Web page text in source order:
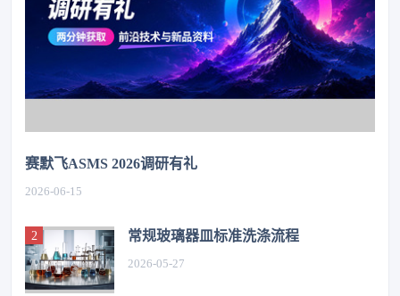
赛默飞ASMS 2026调研有礼
2026-06-15
常规玻璃器皿标准洗涤流程
2026-05-27